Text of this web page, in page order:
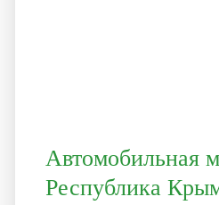
Автомобильная
Республика